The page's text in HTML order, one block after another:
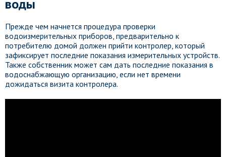
воды
Прежде чем начнется процедура проверки
водоизмерительных приборов, предварительно к
потребителю домой должен прийти контролер, который
зафиксирует последние показания измерительных устройств.
Также собственник может сам дать последние показания в
водоснабжающую организацию, если нет времени
дожидаться визита контролера.